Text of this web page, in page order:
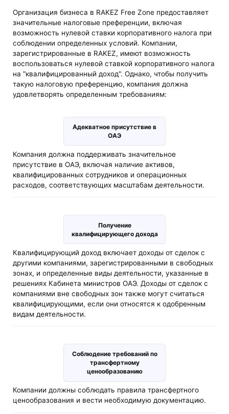
Организация бизнеса в RAKEZ Free Zone предоставляет
значительные налоговые преференции, включая
возможность нулевой ставки корпоративного налога при
соблюдении определенных условий. Компании,
зарегистрированные в RAKEZ, имеют возможность
воспользоваться нулевой ставкой корпоративного налога
на "квалифицированный доход". Однако, чтобы получить
такую налоговую преференцию, компания должна
удовлетворять определенным требованиям:
Адекватное присутствие в
ОАЭ
Компания должна поддерживать значительное
присутствие в ОАЭ, включая наличие активов,
квалифицированных сотрудников и операционных
расходов, соответствующих масштабам деятельности.
Получение
квалифицирующего дохода
Квалифицирующий доход включает доходы от сделок с
другими компаниями, зарегистрированными в свободных
зонах, и определенные виды деятельности, указанные в
решениях Кабинета министров ОАЭ. Доходы от сделок с
компаниями вне свободных зон также могут считаться
квалифицирующими, если они относятся к одобренным
видам деятельности.
Соблюдение требований по
трансфертному
ценообразованию
Компании должны соблюдать правила трансфертного
ценообразования и вести необходимую документацию.